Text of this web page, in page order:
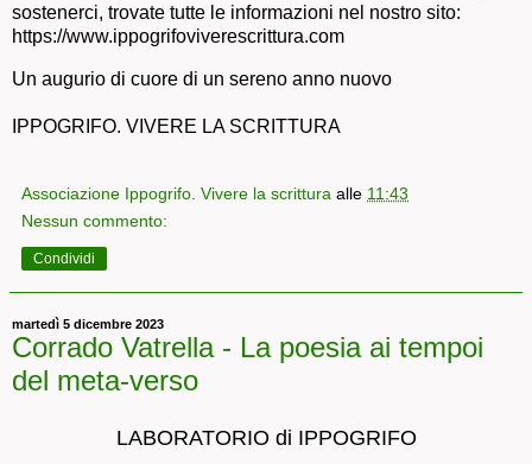
sostenerci, trovate tutte le informazioni nel nostro sito:
https://www.ippogrifoviverescrittura.com
Un augurio di cuore di un sereno anno nuovo
IPPOGRIFO. VIVERE LA SCRITTURA
Associazione Ippogrifo. Vivere la scrittura alle 11:43
Nessun commento:
Condividi
martedì 5 dicembre 2023
Corrado Vatrella - La poesia ai tempoi
del meta-verso
LABORATORIO di IPPOGRIFO